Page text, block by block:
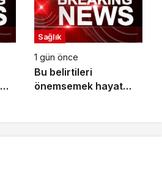
Sağlık
1 gün önce
Bu belirtileri
önemsemek hayat